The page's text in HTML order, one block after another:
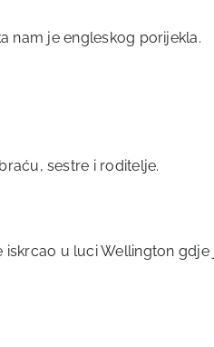
nam je engleskog porijekla.
sestre i roditelje.
iskrcao u luci Wellington